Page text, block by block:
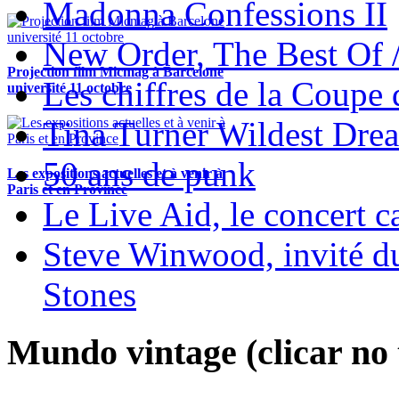
Projection film Micmag à Barcelone
université 11 octobre
Les expositions actuelles et à venir à
Paris et en Province
Madonna Confessions II
New Order, The Best Of
Les chiffres de la Coupe
Tina Turner Wildest
50 ans de punk
Le Live Aid, le concert
Steve Winwood, invité
Stones
Mundo vintage (clicar